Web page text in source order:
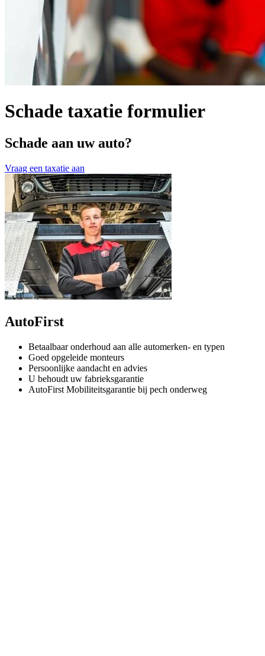
Schade taxatie formulier
Schade aan uw auto?
Vraag een taxatie aan
AutoFirst
Betaalbaar onderhoud aan alle automerken- en typen
Goed opgeleide monteurs
Persoonlijke aandacht en advies
U behoudt uw fabrieksgarantie
AutoFirst Mobiliteitsgarantie bij pech onderweg